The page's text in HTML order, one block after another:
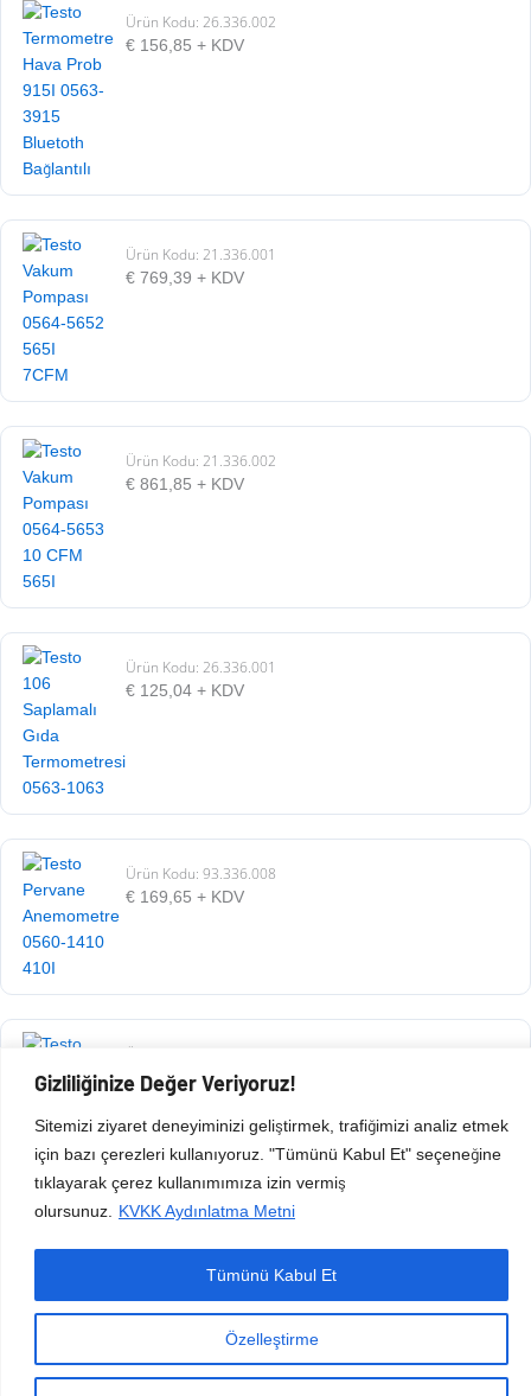
Gizliliğinize Değer Veriyoruz!
Sitemizi ziyaret deneyiminizi geliştirmek, trafiğimizi analiz etmek
için bazı çerezleri kullanıyoruz. "Tümünü Kabul Et" seçeneğine
tıklayarak çerez kullanımımıza izin vermiş
olursunuz.
KVKK Aydınlatma Metni
Özelleştirme
Tümünü Kabul Et
Ürün Kodu: 26.336.002
€ 156,85 + KDV
Ürün Kodu: 21.336.001
€ 769,39 + KDV
Ürün Kodu: 21.336.002
€ 861,85 + KDV
Ürün Kodu: 26.336.001
€ 125,04 + KDV
Ürün Kodu: 93.336.008
€ 169,65 + KDV
Ürün Kodu: 93.336.009
€ 660,42+ KDV